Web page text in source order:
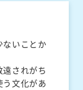
ないことか
されがち
文化があ